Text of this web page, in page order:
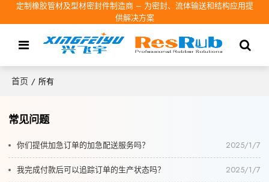
定制橡胶管材及型材密封件制造商 – 为密封、流体输送和结构应用提
供解决方案
首页 / 所有
常见问题
你们提供加急订单的加急配送服务吗？ 2025/1/7
我完成付款后可以追踪订单的生产状态吗？ 2025/1/7